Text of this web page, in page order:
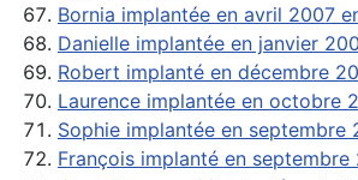
Bornia implantée en avril 2007
Danielle implantée en janvier
Robert implanté en décembre
Laurence implantée en octobre
Sophie implantée en septembre
François implanté en septembre